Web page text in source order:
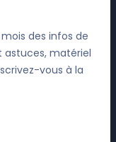
des infos de
astuces, matériel
vous à la